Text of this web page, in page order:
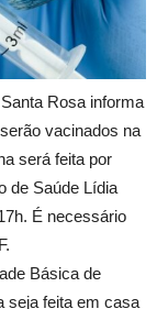
Rosa informa
vacinados na
será feita por
de Saúde Lídia
É necessário
Básica de
seja feita em casa